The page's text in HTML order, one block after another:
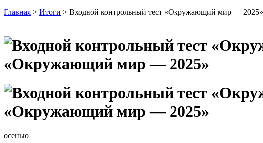
Главная > Итоги > Входной контрольный тест «Окружающий мир — 2025»
«Окружающий мир — 2025»
«Окружающий мир — 2025»
осенью